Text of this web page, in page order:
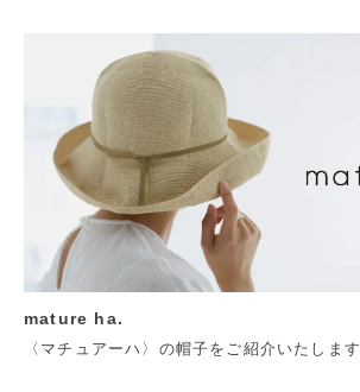
mature ha.
〈マチュアーハ〉の帽子をご紹介いたします